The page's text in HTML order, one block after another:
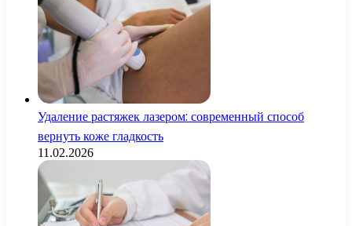
Удаление растяжек лазером: современный способ
вернуть коже гладкость
11.02.2026